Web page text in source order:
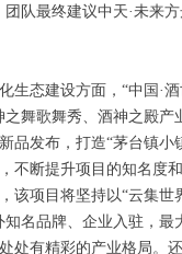
团队最终建议中天·未来
生态建设方面，“中国·
舞歌舞秀、酒神之殿产
品发布，打造“茅台镇小
不断提升项目的知名度和
该项目将坚持以“云集世
知名品牌、企业入驻，最
处有精彩的产业格局。